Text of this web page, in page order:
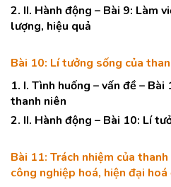
2. II. Hành động – Bài 9: Làm
lượng, hiệu quả
Bài 10: Lí tưởng sống của
1. I. Tình huống – vấn đề –
thanh niên
2. II. Hành động – Bài 10: Lí
Bài 11: Trách nhiệm của
công nghiệp hoá, hiện đại